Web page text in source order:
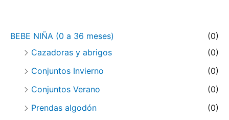
BEBE NIÑA (0 a 36 meses)
(0)
Cazadoras y abrigos
(0)
Conjuntos Invierno
(0)
Conjuntos Verano
(0)
Prendas algodón
(0)